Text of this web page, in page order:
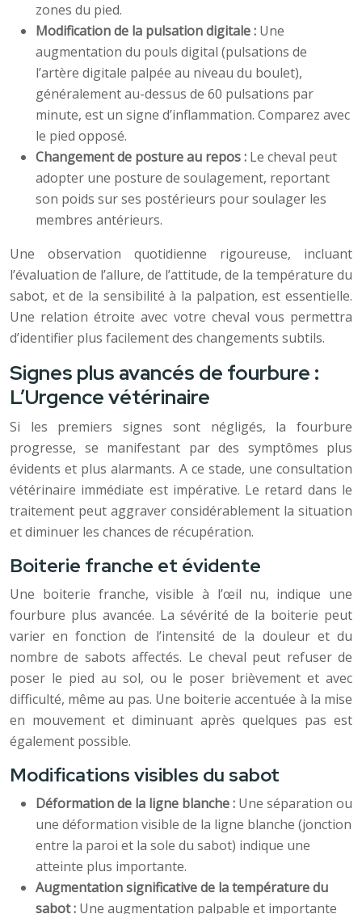
zones du pied.
Modification de la pulsation digitale : Une
augmentation du pouls digital (pulsations de
l’artère digitale palpée au niveau du boulet),
généralement au-dessus de 60 pulsations par
minute, est un signe d’inflammation. Comparez avec
le pied opposé.
Changement de posture au repos : Le cheval peut
adopter une posture de soulagement, reportant
son poids sur ses postérieurs pour soulager les
membres antérieurs.
Une observation quotidienne rigoureuse, incluant
l’évaluation de l’allure, de l’attitude, de la température du
sabot, et de la sensibilité à la palpation, est essentielle.
Une relation étroite avec votre cheval vous permettra
d’identifier plus facilement des changements subtils.
Signes plus avancés de fourbure :
L’Urgence vétérinaire
Si les premiers signes sont négligés, la fourbure
progresse, se manifestant par des symptômes plus
évidents et plus alarmants. A ce stade, une consultation
vétérinaire immédiate est impérative. Le retard dans le
traitement peut aggraver considérablement la situation
et diminuer les chances de récupération.
Boiterie franche et évidente
Une boiterie franche, visible à l’œil nu, indique une
fourbure plus avancée. La sévérité de la boiterie peut
varier en fonction de l’intensité de la douleur et du
nombre de sabots affectés. Le cheval peut refuser de
poser le pied au sol, ou le poser brièvement et avec
difficulté, même au pas. Une boiterie accentuée à la mise
en mouvement et diminuant après quelques pas est
également possible.
Modifications visibles du sabot
Déformation de la ligne blanche : Une séparation ou
une déformation visible de la ligne blanche (jonction
entre la paroi et la sole du sabot) indique une
atteinte plus importante.
Augmentation significative de la température du
sabot : Une augmentation palpable et importante